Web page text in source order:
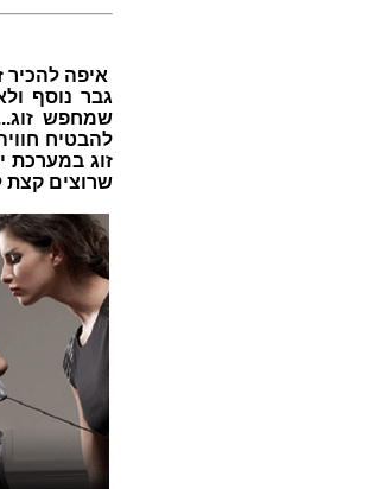
איפה
גבר נוסף
שמחפש
להבטיח
זוג במערכת
שרוצים קצת